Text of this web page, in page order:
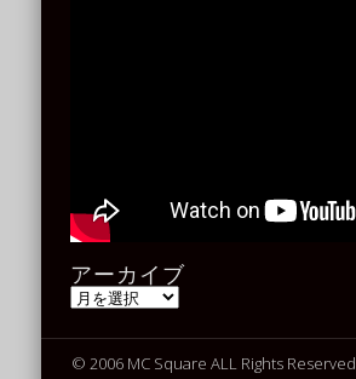
アーカイブ
ア
ー
ブ
© 2006 MC Square ALL Rights Reserved